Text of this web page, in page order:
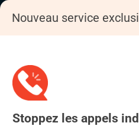
Nouveau service
Stoppez les appels